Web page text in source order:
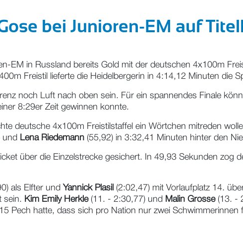
bei Junioren-EM auf
EM in Russland bereits Gold mit der deutschen 4x100m
Freistil lieferte die Heidelbergerin in 4:14,12 Minuten die
noch Luft nach oben sein. Für ein spannendes Finale
8:29er Zeit gewinnen konnte.
deutsche 4x100m Freistilstaffel ein Wörtchen mitreden
und Lena Riedemann (55,92) in 3:32,41 Minuten hinter den
über die Einzelstrecke gesichert. In 49,93 Sekunden zog
als Elfter und Yannick Plasil (2:02,47) mit Vorlaufplatz 14.
sein. Kim Emily Herkle(11. - 2:30,77) und Malin Grosse(13. -
Pech hatte, dass sich pro Nation nur zwei Schwimmerinnen